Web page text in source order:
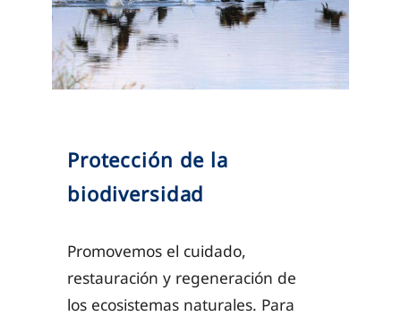
Protección de la
biodiversidad
Promovemos el cuidado,
restauración y regeneración de
los ecosistemas naturales. Para